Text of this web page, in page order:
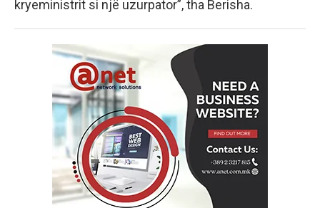
kryeministrit si një uzurpator”, tha Berisha.